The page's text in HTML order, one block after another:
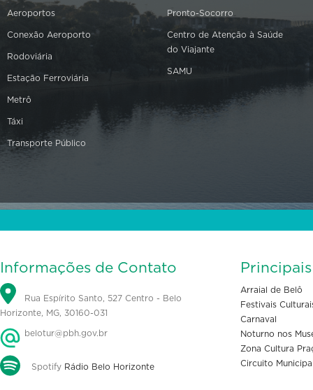
Aeroportos
Conexão Aeroporto
Rodoviária
Estação Ferroviária
Metrô
Táxi
Transporte Público
Pronto-Socorro
Centro de Atenção à Saúde
do Viajante
SAMU
Informações de Contato
Rua Espírito Santo, 527 Centro - Belo
Horizonte, MG, 30160-031
belotur@pbh.gov.br
Spotify Rádio Belo Horizonte
Arraial de Belô
Festivais
Carnaval
Noturno nos
Zona Cultura
Circuito